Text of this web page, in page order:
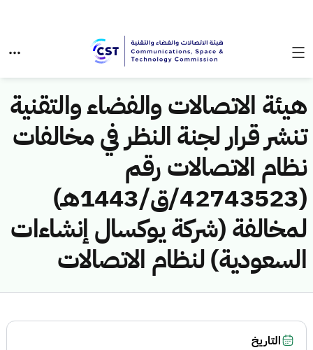
هيئة الاتصالات والفضاء والتقنية
تنشر قرار لجنة النظر في مخالفات
نظام الاتصالات رقم
(42743523/ق/1443هـ)
لمخالفة (شركة يوكسال إنشاءات
السعودية) لنظام الاتصالات
التاريخ